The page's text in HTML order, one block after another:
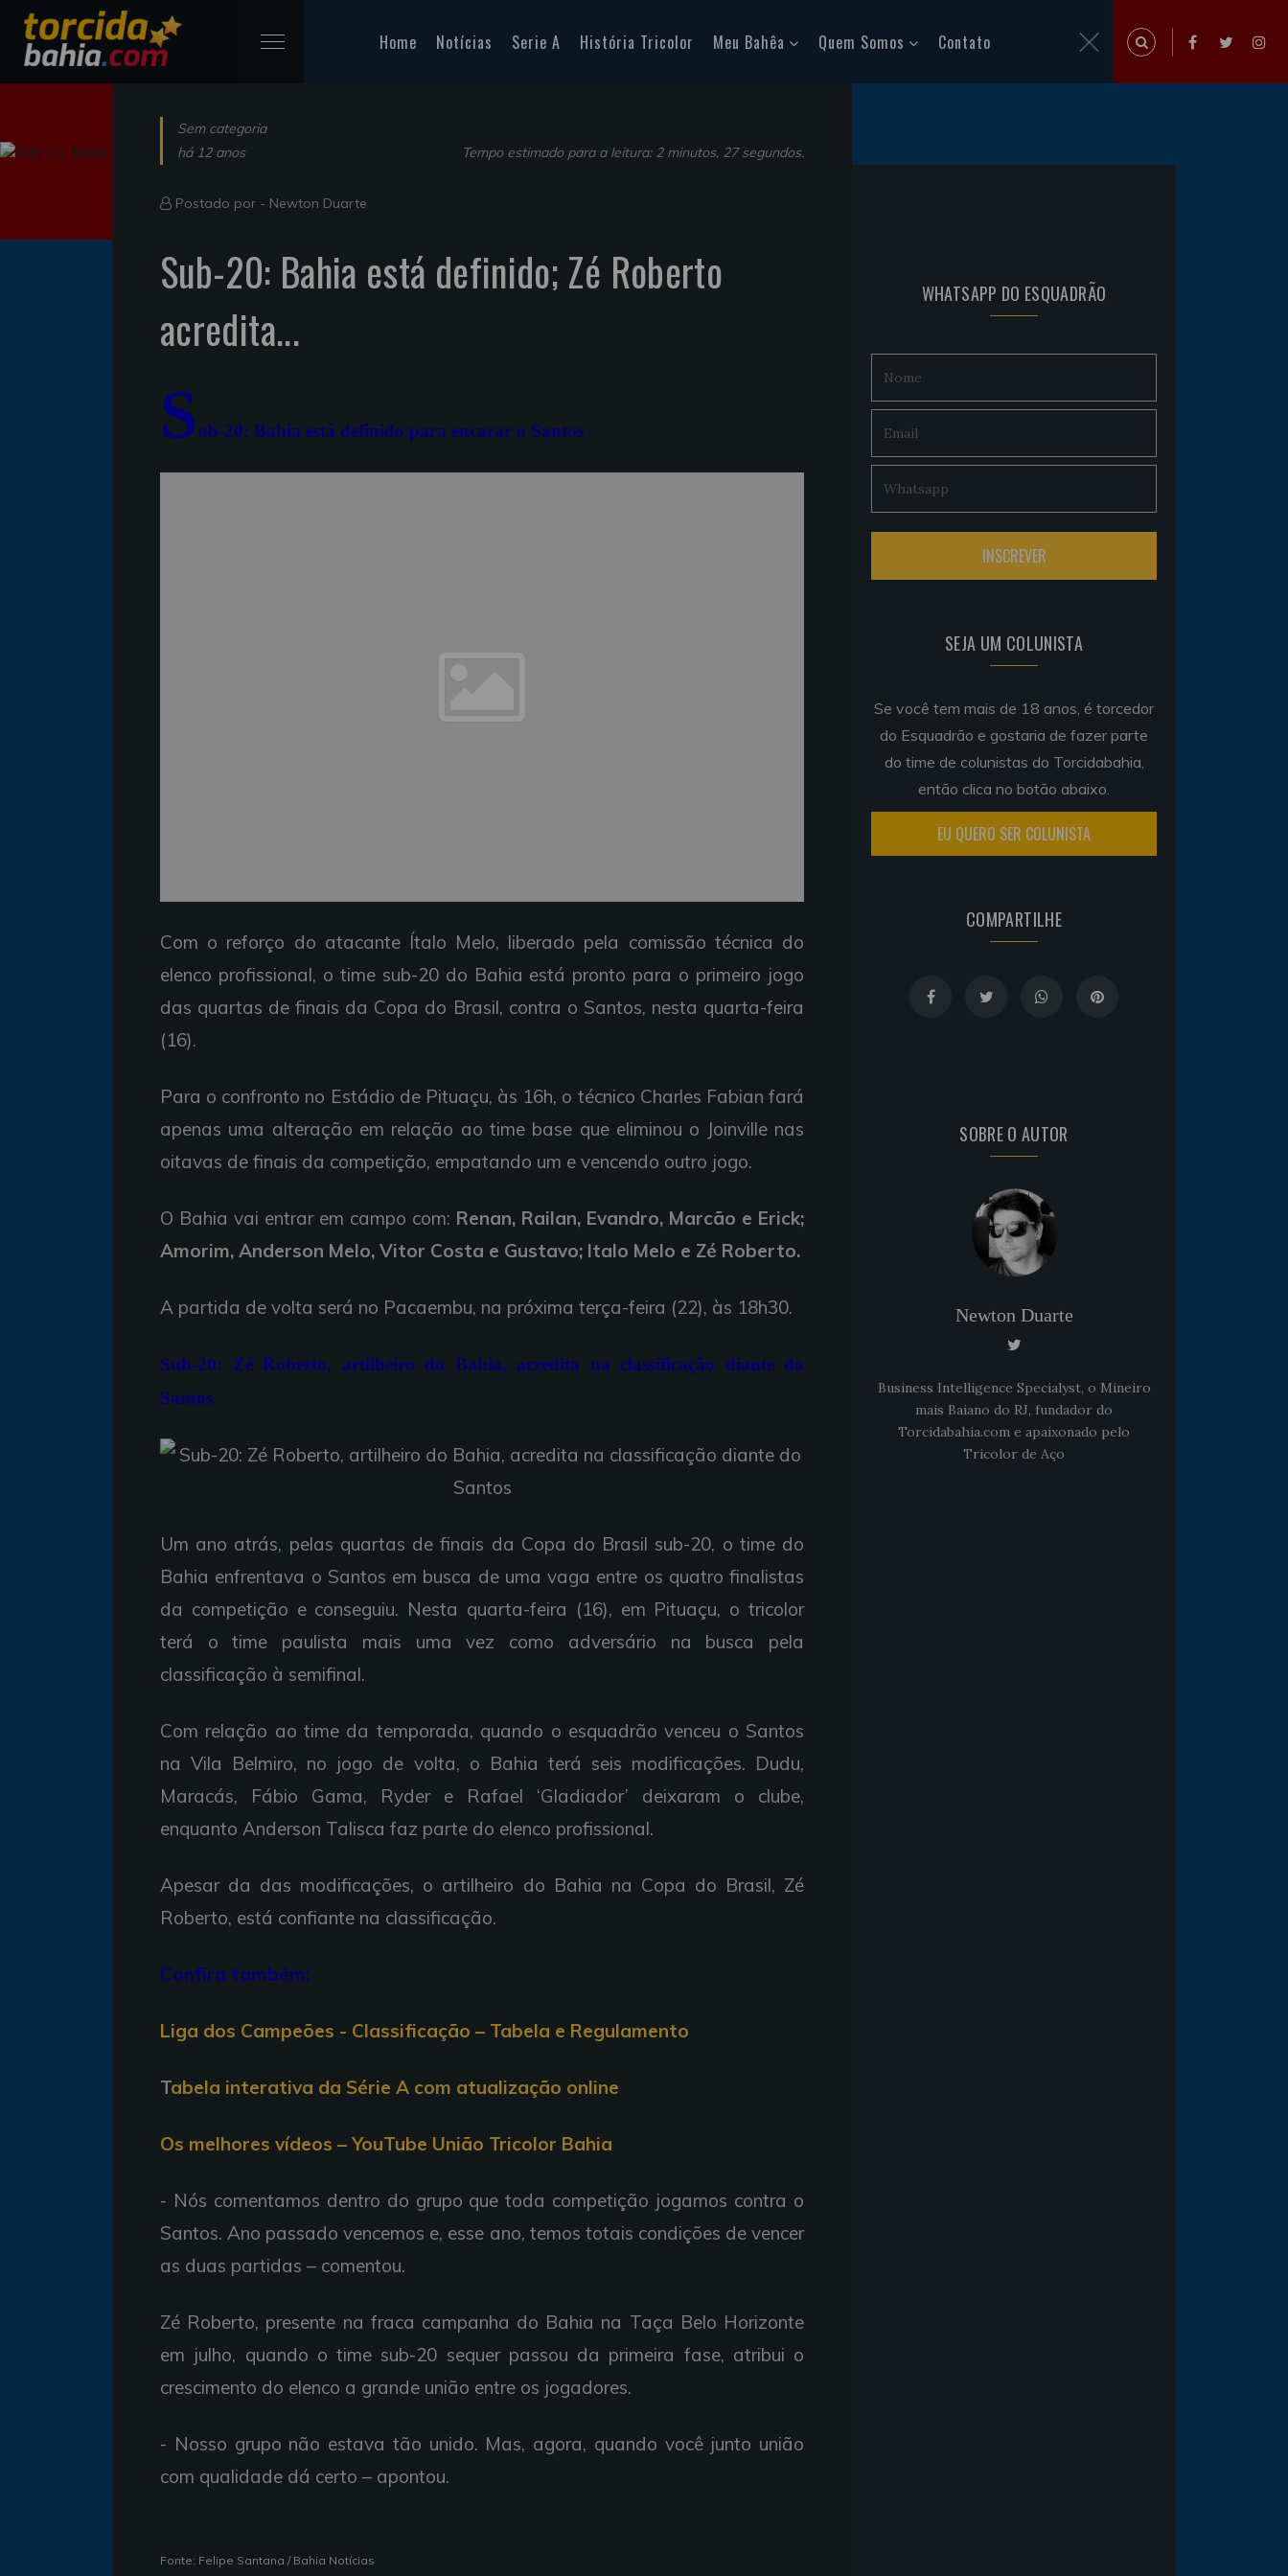
Home Notícias Serie A História Tricolor Meu Bahêa Quem Somos Contato
Sem categoria
há 12 anos
Tempo estimado para a leitura: 2 minutos, 27 segundos.
Postado por - Newton Duarte
Sub-20: Bahia está definido; Zé Roberto
acredita...
Sub-20: Bahia está definido para encarar o Santos
Com o reforço do atacante Ítalo Melo, liberado pela comissão técnica do
elenco profissional, o time sub-20 do Bahia está pronto para o primeiro jogo
das quartas de finais da Copa do Brasil, contra o Santos, nesta quarta-feira
(16).
Para o confronto no Estádio de Pituaçu, às 16h, o técnico Charles Fabian fará
apenas uma alteração em relação ao time base que eliminou o Joinville nas
oitavas de finais da competição, empatando um e vencendo outro jogo.
O Bahia vai entrar em campo com: Renan, Railan, Evandro, Marcão e Erick;
Amorim, Anderson Melo, Vitor Costa e Gustavo; Italo Melo e Zé Roberto.
A partida de volta será no Pacaembu, na próxima terça-feira (22), às 18h30.
Sub-20: Zé Roberto, artilheiro do Bahia, acredita na classificação diante do
Santos
Um ano atrás, pelas quartas de finais da Copa do Brasil sub-20, o time do
Bahia enfrentava o Santos em busca de uma vaga entre os quatro finalistas
da competição e conseguiu. Nesta quarta-feira (16), em Pituaçu, o tricolor
terá o time paulista mais uma vez como adversário na busca pela
classificação à semifinal.
Com relação ao time da temporada, quando o esquadrão venceu o Santos
na Vila Belmiro, no jogo de volta, o Bahia terá seis modificações. Dudu,
Maracás, Fábio Gama, Ryder e Rafael ‘Gladiador’ deixaram o clube,
enquanto Anderson Talisca faz parte do elenco profissional.
Apesar da das modificações, o artilheiro do Bahia na Copa do Brasil, Zé
Roberto, está confiante na classificação.
Confira também:
Liga dos Campeões - Classificação – Tabela e Regulamento
Tabela interativa da Série A com atualização online
Os melhores vídeos – YouTube União Tricolor Bahia
- Nós comentamos dentro do grupo que toda competição jogamos contra o
Santos. Ano passado vencemos e, esse ano, temos totais condições de vencer
as duas partidas – comentou.
Zé Roberto, presente na fraca campanha do Bahia na Taça Belo Horizonte
em julho, quando o time sub-20 sequer passou da primeira fase, atribui o
crescimento do elenco a grande união entre os jogadores.
- Nosso grupo não estava tão unido. Mas, agora, quando você junto união
com qualidade dá certo – apontou.
Fonte: Felipe Santana / Bahia Notícias
WHATSAPP DO ESQUADRÃO
SEJA UM COLUNISTA
Se você tem mais de 18 anos, é torcedor
do Esquadrão e gostaria de fazer parte
do time de colunistas do Torcidabahia,
então clica no botão abaixo.
EU QUERO SER COLUNISTA
COMPARTILHE
SOBRE O AUTOR
Newton Duarte
Business Intelligence Specialyst, o Mineiro
mais Baiano do RJ, fundador do
Torcidabahia.com e apaixonado pelo
Tricolor de Aço